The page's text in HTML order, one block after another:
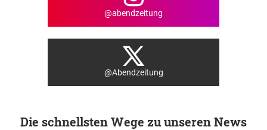
@abendzeitung
@Abendzeitung
Die schnellsten Wege zu unseren News